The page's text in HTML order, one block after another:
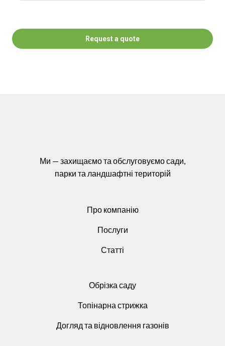
Request a quote
Ми — захищаємо та обслуговуємо сади,
парки та ландшафтні територій
Про компанію
Послуги
Статті
Обрізка саду
Топінарна стрижка
Догляд та відновлення газонів